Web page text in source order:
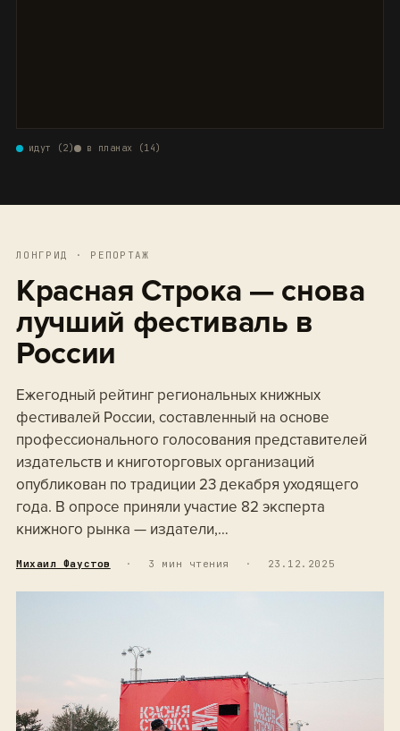
идут (2) в планах (14)
ЛОНГРИД · РЕПОРТАЖ
Красная Строка — снова
лучший фестиваль в
России
Ежегодный рейтинг региональных книжных
фестивалей России, составленный на основе
профессионального голосования представителей
издательств и книготорговых организаций
опубликован по традиции 23 декабря уходящего
года. В опросе приняли участие 82 эксперта
книжного рынка — издатели,…
Михаил Фаустов · 3 мин чтения · 23.12.2025